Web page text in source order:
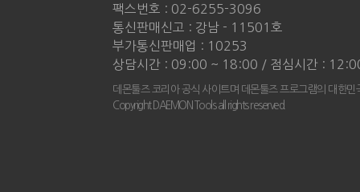
팩스번호 : 02-6255-3096
통신판매신고 : 강남 - 11501호
부가통신판매업 : 10253
상담시간 : 09:00 ~ 18:00 / 점심시간 :
데몬툴즈 코리아 공식 사이트며 데몬툴즈 프로그램의 대한
Copyright DAEMON Tools all rights reserved.